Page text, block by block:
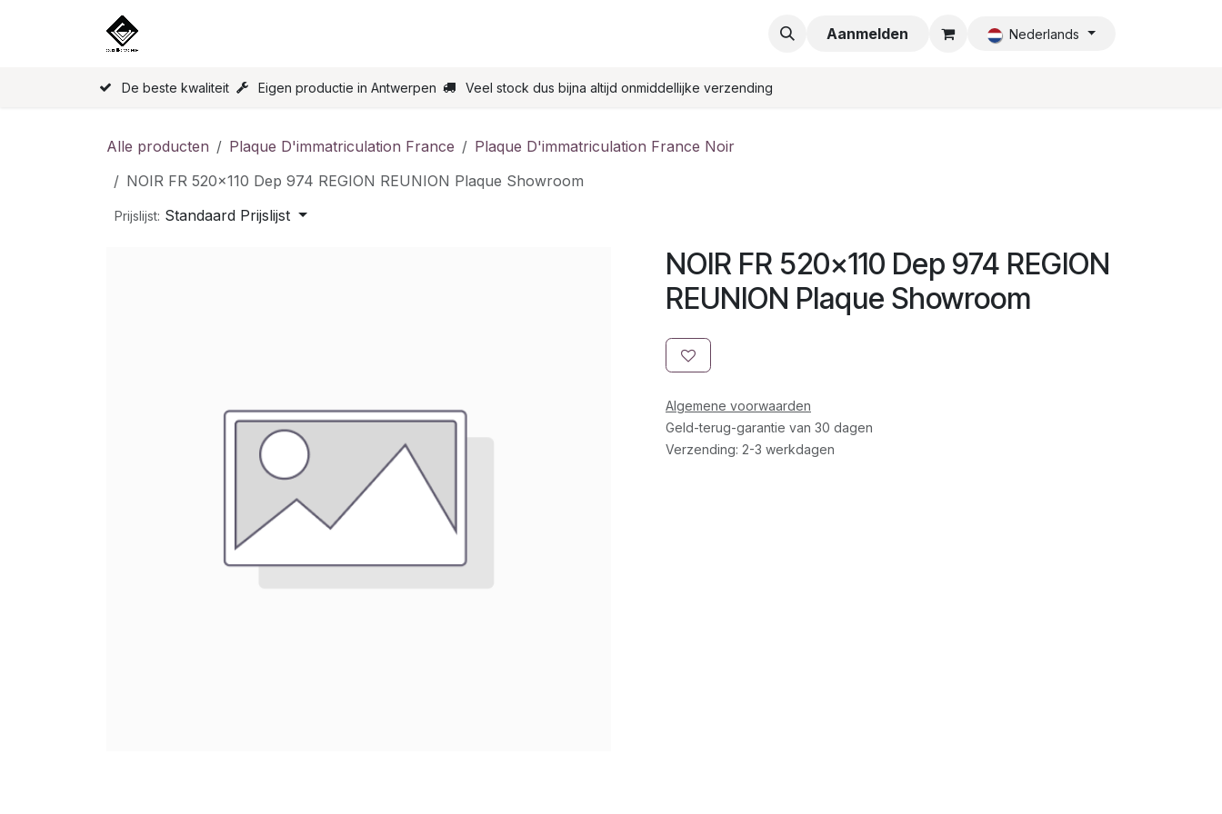
Startpagina Aanmelden Nederlands
De beste kwaliteit Eigen productie in Antwerpen Veel stock dus bijna altijd onmiddellijke verzending
Alle producten Plaque D'immatriculation France
Plaque D'immatriculation France Noir
NOIR FR 520x110 Dep 974 REGION REUNION Plaque Showroom
Prijslijst: Standaard Prijslijst
NOIR FR 520x110 Dep 974 REGION
REUNION Plaque Showroom
Algemene voorwaarden
Geld-terug-garantie van 30 dagen
Verzending: 2-3 werkdagen